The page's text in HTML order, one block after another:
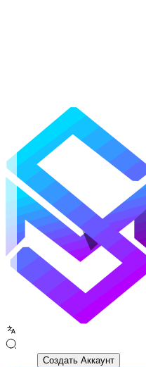
Создать Аккаунт